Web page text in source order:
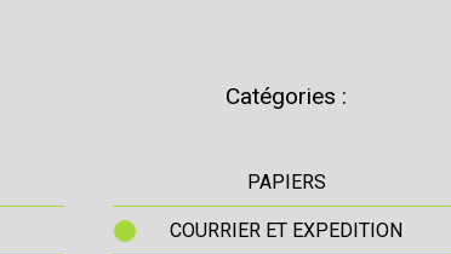
Catégories :
PAPIERS
COURRIER ET EXPEDITION